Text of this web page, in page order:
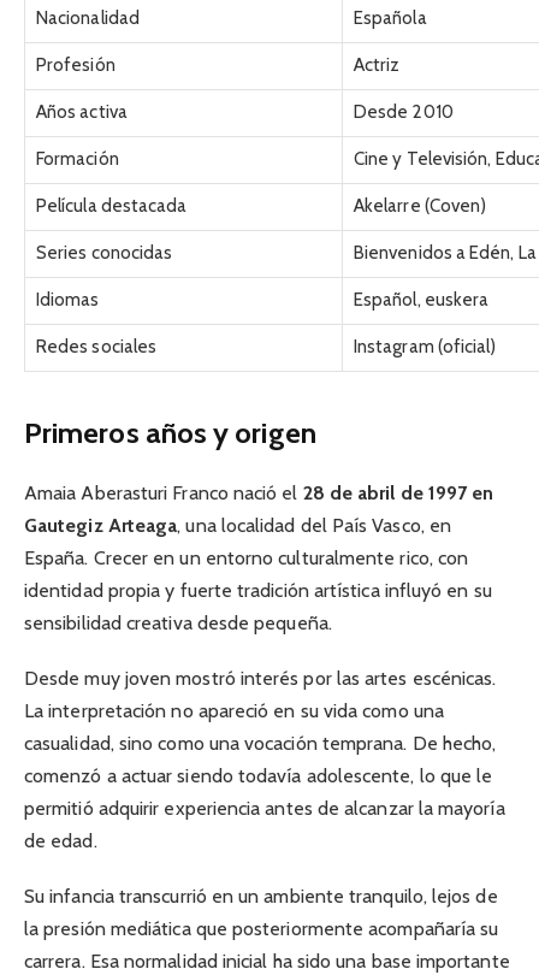
Nacionalidad Española
Profesión Actriz
Años activa Desde 2010
Formación Cine y Televisión,
Película destacada Akelarre (Coven)
Series conocidas Bienvenidos a Edén,
Idiomas Español, euskera
Redes sociales Instagram (oficial)
Primeros años y origen
Amaia Aberasturi Franco nació el 28 de abril de 1997 en
Gautegiz Arteaga, una localidad del País Vasco, en
España. Crecer en un entorno culturalmente rico, con
identidad propia y fuerte tradición artística influyó en su
sensibilidad creativa desde pequeña.
Desde muy joven mostró interés por las artes escénicas.
La interpretación no apareció en su vida como una
casualidad, sino como una vocación temprana. De hecho,
comenzó a actuar siendo todavía adolescente, lo que le
permitió adquirir experiencia antes de alcanzar la mayoría
de edad.
Su infancia transcurrió en un ambiente tranquilo, lejos de
la presión mediática que posteriormente acompañaría su
carrera. Esa normalidad inicial ha sido una base importante